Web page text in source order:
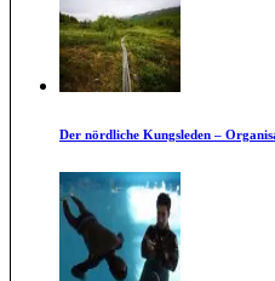
Der nördliche Kungsleden –